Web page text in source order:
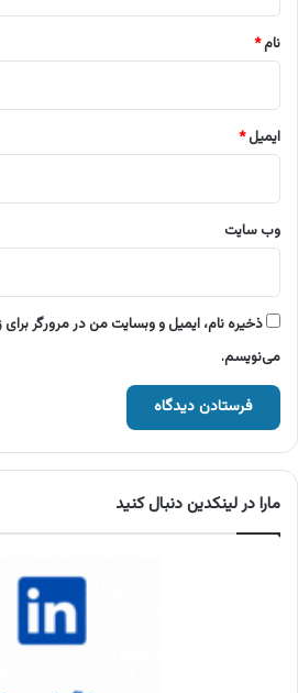
نام*
ایمیل*
وب‌ سایت
ذخیره نام، ایمیل و وبسایت من در مرورگر برای
می‌نویسم.
مارا در لینکدین دنبال کنید